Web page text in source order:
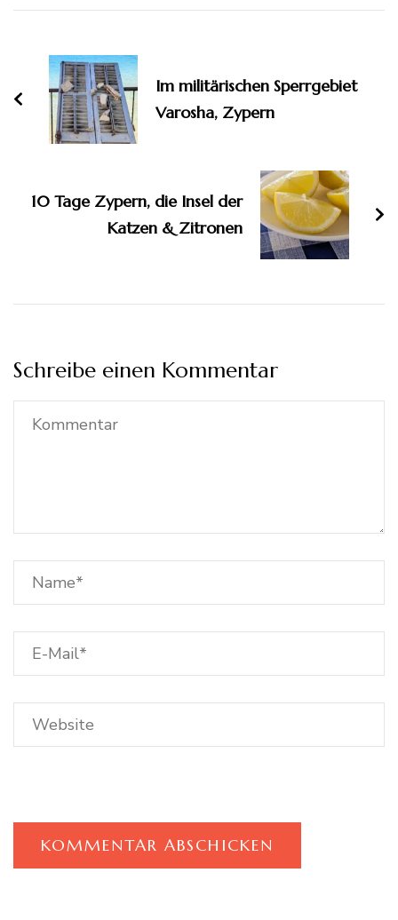
Im militärischen Sperrgebiet
Varosha, Zypern
10 Tage Zypern, die Insel der
Katzen & Zitronen
Schreibe einen Kommentar